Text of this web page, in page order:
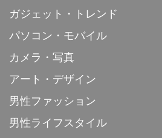
ガジェット・トレンド
パソコン・モバイル
カメラ・写真
アート・デザイン
男性ファッション
男性ライフスタイル